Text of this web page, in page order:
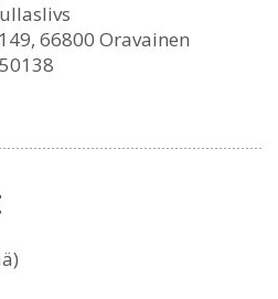
66800 Oravainen